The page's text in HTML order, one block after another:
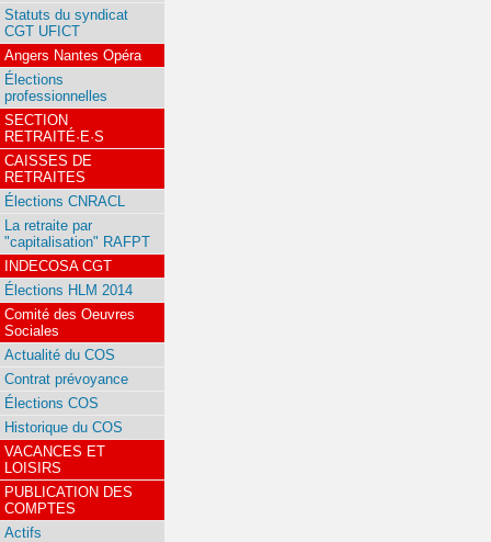
Statuts du syndicat
CGT UFICT
Angers Nantes Opéra
Élections
professionnelles
SECTION
RETRAITÉ·E·S
CAISSES DE
RETRAITES
Élections CNRACL
La retraite par
"capitalisation" RAFPT
INDECOSA CGT
Élections HLM 2014
Comité des Oeuvres
Sociales
Actualité du COS
Contrat prévoyance
Élections COS
Historique du COS
VACANCES ET
LOISIRS
PUBLICATION DES
COMPTES
Actifs